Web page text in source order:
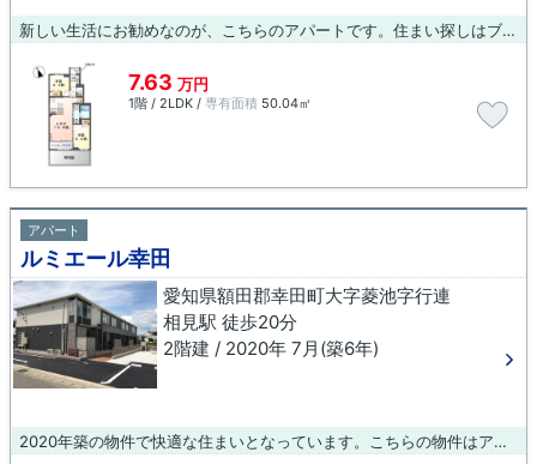
新しい生活にお勧めなのが、こちらのアパートです。住まい探しはブルーボックス 岡崎支店で！当社では額田郡幸田町の賃貸情報を扱っておりますので、住まい探しの際にはお任せ下さい。
7.63 万円
1階 / 2LDK / 専有面積 50.04㎡
アパート
ルミエール幸田
愛知県額田郡幸田町大字菱池字行連
相見駅 徒歩20分
2階建 / 2020年 7月(築6年)
2020年築の物件で快適な住まいとなっています。こちらの物件はアパートです。新居探しはぜひ、ブルーボックス 岡崎支店におまかせください。多くの物件情報の中から、ご希望にマッチしたものをご提案します。